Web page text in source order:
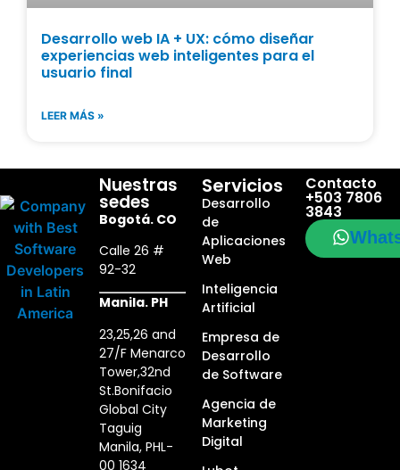
Desarrollo web IA + UX: cómo diseñar
experiencias web inteligentes para el
usuario final
LEER MÁS »
Nuestras
sedes
Bogotá. CO
Calle 26 #
92-32
Manila. PH
23,25,26 and
27/F Menarco
Tower,32nd
St.Bonifacio
Global City
Taguig
Manila, PHL-
00 1634
Servicios
Desarrollo
de
Aplicaciones
Web
Inteligencia
Artificial
Empresa de
Desarrollo
de Software
Agencia de
Marketing
Digital
Contacto
+503 7806
3843